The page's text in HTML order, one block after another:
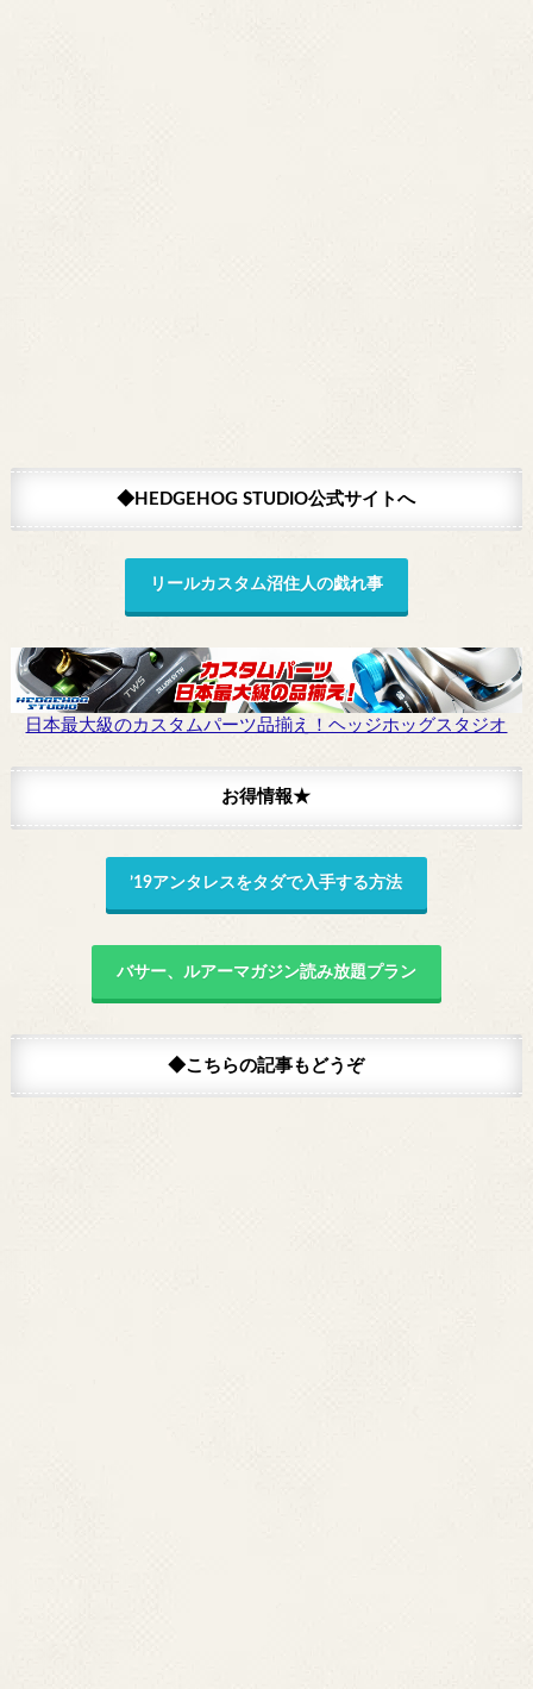
◆HEDGEHOG STUDIO公式サイトへ
リールカスタム沼住人の戯れ事
日本最大級のカスタムパーツ品揃え！ヘッジホッグスタジオ
お得情報★
’19アンタレスをタダで入手する方法
バサー、ルアーマガジン読み放題プラン
◆こちらの記事もどうぞ